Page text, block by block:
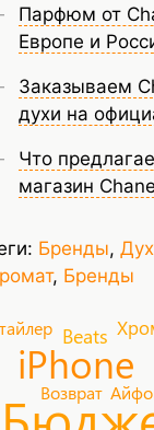
Парфюм от
Европе и
Заказываем
духи на
Что
магазин
Бренды,
, Бренды
iPhone
Beats
Возврат